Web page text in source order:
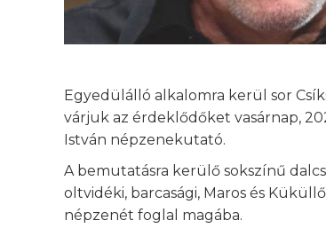
Egyedülálló alkalomra kerül sor
várjuk az érdeklődőket vasárnap,
István népzenekutató.
A bemutatásra kerülő sokszínű
oltvidéki, barcasági, Maros és
népzenét foglal magába.